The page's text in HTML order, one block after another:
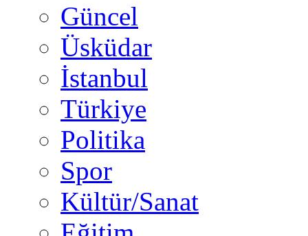
Güncel
Üsküdar
İstanbul
Türkiye
Politika
Spor
Kültür/Sanat